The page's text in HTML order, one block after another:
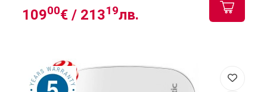
10900€ / 21319лв.